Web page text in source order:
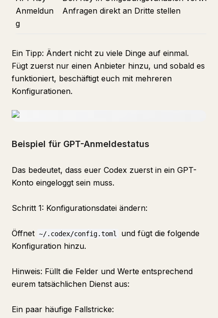
Anmeldun
g
Anfragen direkt an Dritte stellen
Ein Tipp: Ändert nicht zu viele Dinge auf einmal.
Fügt zuerst nur einen Anbieter hinzu, und sobald es
funktioniert, beschäftigt euch mit mehreren
Konfigurationen.
Beispiel für GPT-Anmeldestatus
Das bedeutet, dass euer Codex zuerst in ein GPT-
Konto eingeloggt sein muss.
Schritt 1: Konfigurationsdatei ändern:
Öffnet ~/.codex/config.toml
und fügt die folgende
Konfiguration hinzu.
Hinweis: Füllt die Felder und Werte entsprechend
eurem tatsächlichen Dienst aus:
Ein paar häufige Fallstricke: